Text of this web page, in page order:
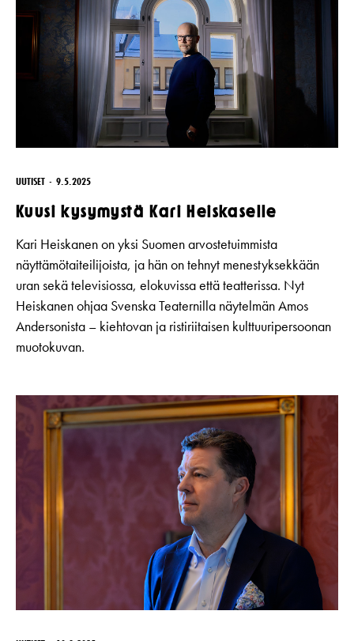
UUTISET 9.5.2025
Kuusi kysymystä Kari Heiskaselle
Kari Heiskanen on yksi Suomen arvostetuimmista
näyttämötaiteilijoista, ja hän on tehnyt menestyksekkään
uran sekä televisiossa, elokuvissa että teatterissa. Nyt
Heiskanen ohjaa Svenska Teaternilla näytelmän Amos
Andersonista – kiehtovan ja ristiriitaisen kulttuuripersoonan
muotokuvan.